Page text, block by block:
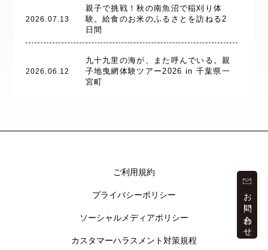
2026.07.13
親子で挑戦！秋の南魚沼で稲刈り体
験。給食のお米のふるさとを訪ねる2
日間
2026.06.12
九十九里の海が、また呼んでいる。親
子地曳網体験ツアー2026 in 千葉県一
宮町
ご利用規約
プライバシーポリシー
ソーシャルメディアポリシー
カスタマーハラスメント対策規程
お問い合わせ